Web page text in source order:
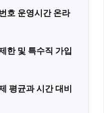
호 운영시간 온라
한 및 특수직 가입
평균과 시간 대비